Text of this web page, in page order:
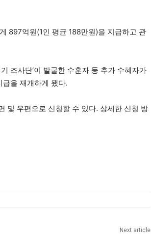
897억원(1인 평균 188만원)을 지급하고 관
조사단’이 발굴한 수훈자 등 추가 수혜자가
을 재개하게 됐다.
및 우편으로 신청할 수 있다. 상세한 신청 방
Next article